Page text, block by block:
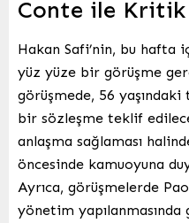
Conte ile Kritik
Hakan Safi’nin, bu
yüz yüze bir görüşme
görüşmede, 56 yaşındaki
bir sözleşme teklif
anlaşma sağlaması
öncesinde kamuoyuna
Ayrıca, görüşmelerde
yönetim